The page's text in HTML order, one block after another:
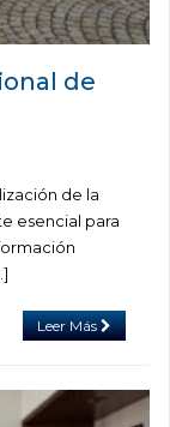
de
de la
esencial para
Leer Más